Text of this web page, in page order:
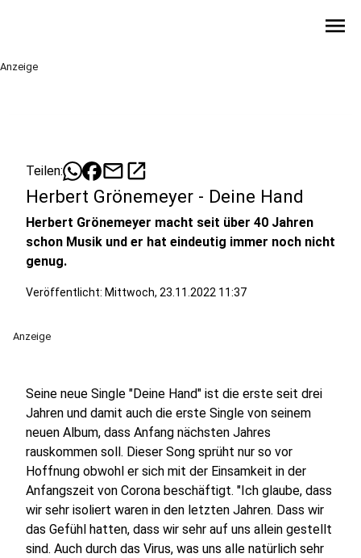
menu
Anzeige
Teilen: mailopen_in_new
Herbert Grönemeyer - Deine Hand
Herbert Grönemeyer macht seit über 40 Jahren
schon Musik und er hat eindeutig immer noch nicht
genug.
Veröffentlicht: Mittwoch, 23.11.2022 11:37
Anzeige
Seine neue Single "Deine Hand" ist die erste seit drei
Jahren und damit auch die erste Single von seinem
neuen Album, dass Anfang nächsten Jahres
rauskommen soll. Dieser Song sprüht nur so vor
Hoffnung obwohl er sich mit der Einsamkeit in der
Anfangszeit von Corona beschäftigt. "Ich glaube, dass
wir sehr isoliert waren in den letzten Jahren. Dass wir
das Gefühl hatten, dass wir sehr auf uns allein gestellt
sind. Auch durch das Virus, was uns alle natürlich sehr